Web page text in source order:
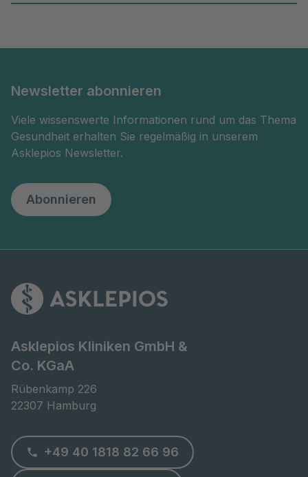
Newsletter abonnieren
Viele wissenswerte Informationen rund um das Thema
Gesundheit erhalten Sie regelmäßig in unserem
Asklepios Newsletter.
Abonnieren
Asklepios Kliniken GmbH &
Co. KGaA
Rübenkamp 226
22307 Hamburg
+49 40 1818 82 66 96